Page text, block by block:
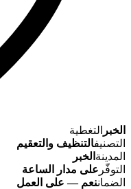
الخبر التغطية
التصنيفالتنظيف والتعقيم
المدينة الخبر
التوفّر على مدار الساعة
الضماننعم — على العمل